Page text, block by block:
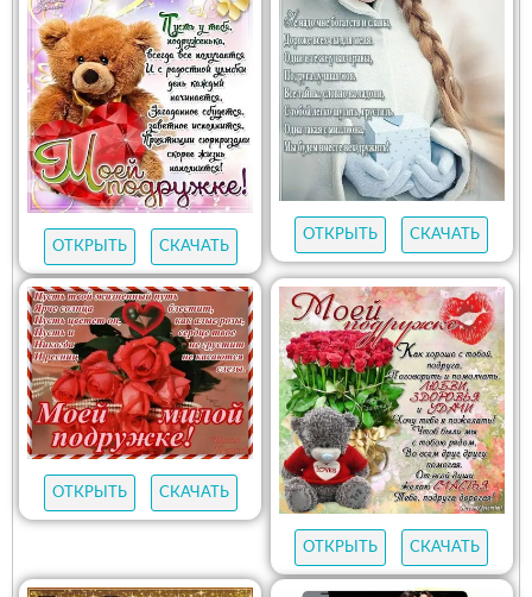
ОТКРЫТЬ СКАЧАТЬ
ОТКРЫТЬ СКАЧАТЬ
ОТКРЫТЬ СКАЧАТЬ
ОТКРЫТЬ СКАЧАТЬ